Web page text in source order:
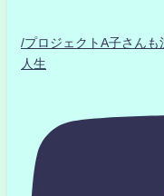
/プロジェクトA子さん
人生